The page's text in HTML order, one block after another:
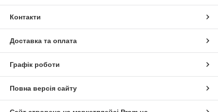
Контакти
Доставка та оплата
Графік роботи
Повна версія сайту